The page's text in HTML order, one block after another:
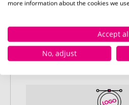
Artikelkonfiguration
Werbeartikel aus und
nach Ihren Vorstellungen
Anschließend legen Sie
more information about the cookies we
Accept
No, adjust